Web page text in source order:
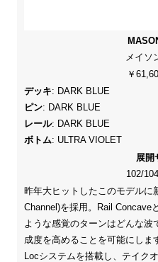
メイソ
￥
デッキ: DARK BLUE
ピン: DARK BLUE
レール: DARK BLUE
ボトム: ULTRA VIOLET
展開
102/
昨年大ヒットしたこのモデルに
Channel)を採用。Rail Concave
ような感覚のターンはどんな
成度を高めることを可能にしま
Locシステムを搭載し、テイク